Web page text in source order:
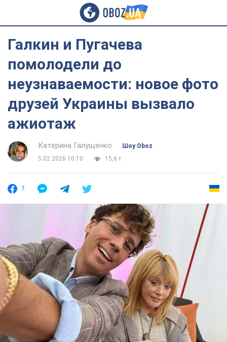
Галкин и Пугачева
помолодели до
неузнаваемости: новое фото
друзей Украины вызвало
ажиотаж
Катерина Галущенко
Шоу Oboz
5.02.2026 10:10
15,6 т.
7